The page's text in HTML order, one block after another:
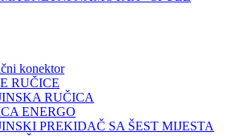
konektor
RUČICE
RUČICA
ENERGO
PREKIDAČ SA ŠEST MIJESTA